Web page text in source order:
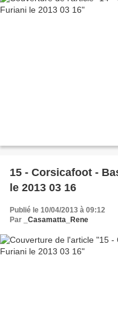
15 - Corsicafoot -
le 2013 03 16
Publié le 10/04/2013 à 09:12
Par
_Casamatta_Rene